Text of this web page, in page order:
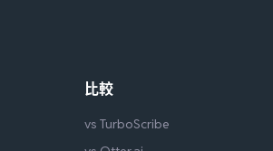
比較
vs TurboScribe